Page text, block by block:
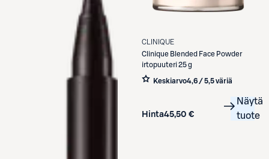
CLINIQUE
Clinique Blended Face Powder
irtopuuteri 25 g
Keskiarvo4,6 / 5,5 väriä
Hinta45,50 €
Näytä
tuote